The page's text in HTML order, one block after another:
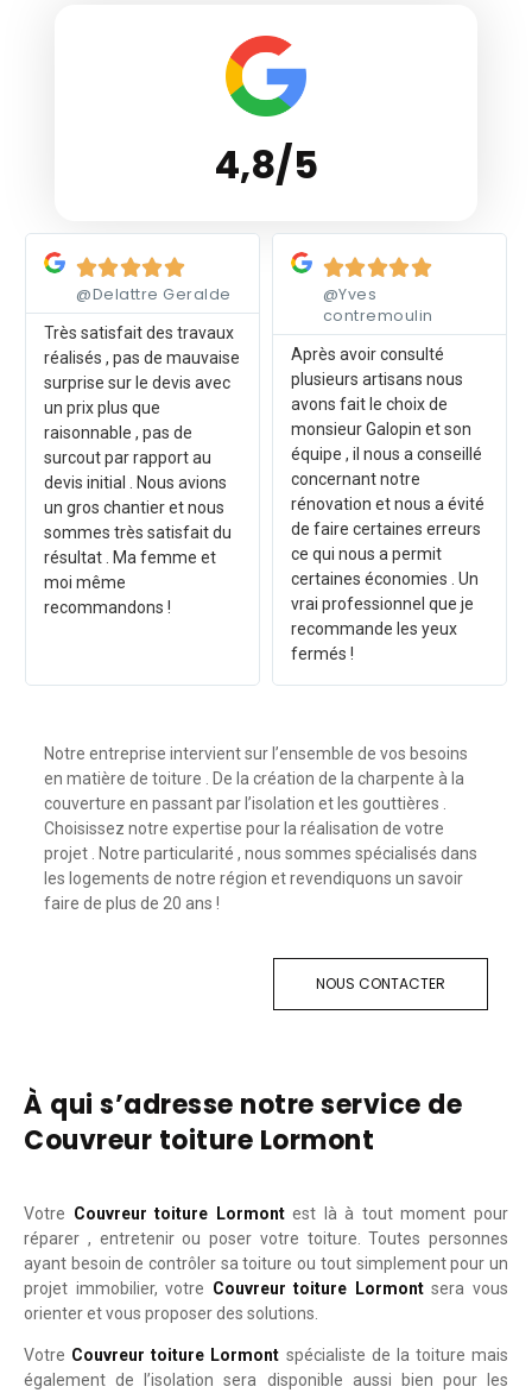
4,8/5

@Delattre Geralde
Très satisfait des travaux
réalisés , pas de mauvaise
surprise sur le devis avec
un prix plus que
raisonnable , pas de
surcout par rapport au
devis initial . Nous avions
un gros chantier et nous
sommes très satisfait du
résultat . Ma femme et
moi même
recommandons !

@Yves
contremoulin
Après avoir consulté
plusieurs artisans nous
avons fait le choix de
monsieur Galopin et son
équipe , il nous a conseillé
concernant notre
rénovation et nous a évité
de faire certaines erreurs
ce qui nous a permit
certaines économies . Un
vrai professionnel que je
recommande les yeux
fermés !
Notre entreprise intervient sur l’ensemble de vos besoins
en matière de toiture . De la création de la charpente à la
couverture en passant par l’isolation et les gouttières .
Choisissez notre expertise pour la réalisation de votre
projet . Notre particularité , nous sommes spécialisés dans
les logements de notre région et revendiquons un savoir
faire de plus de 20 ans !
NOUS CONTACTER
À qui s’adresse notre service de
Couvreur toiture Lormont
Votre Couvreur toiture Lormontest là à tout moment pour
réparer , entretenir ou poser votre toiture. Toutes personnes
ayant besoin de contrôler sa toiture ou tout simplement pour un
projet immobilier, votre Couvreur toiture Lormontsera vous
orienter et vous proposer des solutions.
Votre Couvreur toiture Lormont spécialiste de la toiture mais
également de l’isolation sera disponible aussi bien pour les